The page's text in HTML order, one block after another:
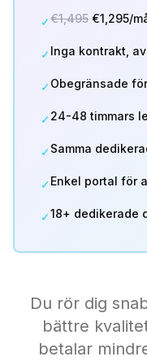
✓€1,495 €1,295/
✓Inga kontrakt,
✓Obegränsade
✓24-48 timmars
✓Samma
✓Enkel portal för
✓18+ dedikerade
Du rör dig
bättre
betalar